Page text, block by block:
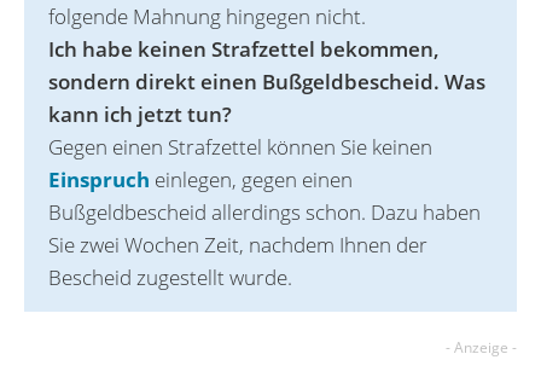
folgende Mahnung hingegen nicht.
Ich habe keinen Strafzettel bekommen,
sondern direkt einen Bußgeldbescheid. Was
kann ich jetzt tun?
Gegen einen Strafzettel können Sie keinen
Einspruch einlegen, gegen einen
Bußgeldbescheid allerdings schon. Dazu haben
Sie zwei Wochen Zeit, nachdem Ihnen der
Bescheid zugestellt wurde.